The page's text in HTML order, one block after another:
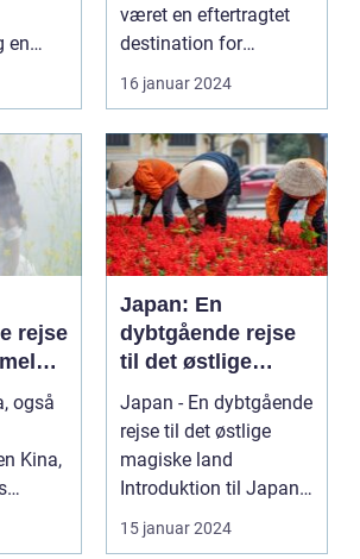
en
e...
været en eftertragtet
destination for
rejsende, der søger en
oase...
16 januar 2024
rejse
Kina,
Japan: En
dybtgående rejse
til det østlige
magiske land
Japan - En dybtgående
rejse til det østlige
magiske land
Introduktion til Japan
Japan, et land be...
15 januar 2024